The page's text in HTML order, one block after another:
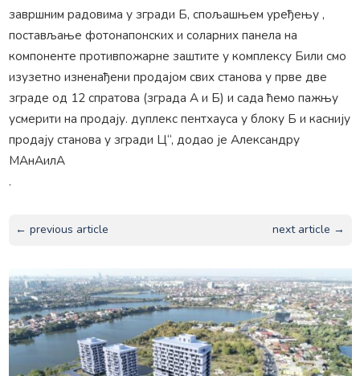
завршним радовима у згради Б, спољашњем уређењу ,
постављање фотонапонских и соларних панела на
компоненте противпожарне заштите у комплексу Били смо
изузетно изненађени продајом свих станова у прве две
зграде од 12 спратова (зграда А и Б) и сада ћемо пажњу
усмерити на продају. дуплекс пентхауса у блоку Б и каснију
продају станова у згради Ц“, додао је Александру
МАнАилА
.
← previous article next article →